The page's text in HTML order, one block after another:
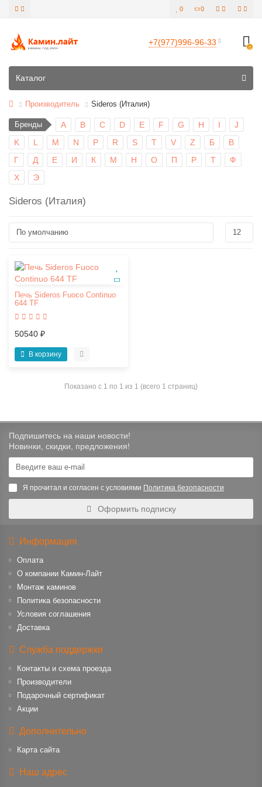
0
0
+7(977)996-96-33
0
Каталог
Производитель Sideros (Италия)
Бренды A B C D E F G H I
J
K
L M N P R S T V Z Б
В
Г
Д Е И К М Н О П Р Т
Ф
Х
Э
Sideros (Италия)
Печь Sideros Fuoco Continuo
644 TF
50540 ₽
В корзину
Показано с 1 по 1 из 1 (всего 1 страниц)
Подпишитесь на наши новости!
Новинки, скидки, предложения!
Я прочитал и согласен с условиями Политика безопасности
Оформить подписку
Информация
Оплата
О компании Камин-Лайт
Монтаж каминов
Политика безопасности
Условия соглашения
Доставка
Служба поддержки
Контакты и схема проезда
Производители
Подарочный сертификат
Акции
Дополнительно
Карта сайта
Наш адрес